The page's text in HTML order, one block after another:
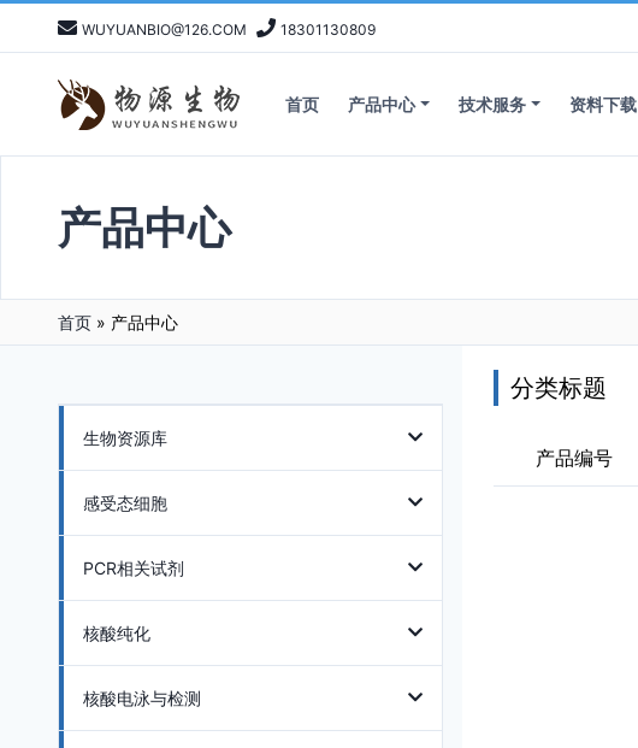
WUYUANBIO@126.COM 18301130809
首页 产品中心 技术服务 资料下载
产品中心
首页 » 产品中心
生物资源库
感受态细胞
PCR相关试剂
核酸纯化
核酸电泳与检测
分类标题
产品编号